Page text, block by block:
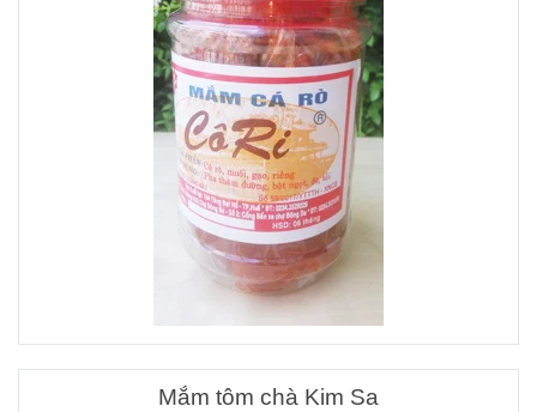
Mắm tôm chà Kim Sa